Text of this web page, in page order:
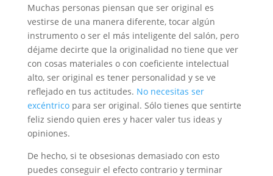
Muchas personas piensan que ser original es
vestirse de una manera diferente, tocar algún
instrumento o ser el más inteligente del salón, pero
déjame decirte que la originalidad no tiene que ver
con cosas materiales o con coeficiente intelectual
alto, ser original es tener personalidad y se ve
reflejado en tus actitudes. No necesitas ser
excéntricopara ser original. Sólo tienes que sentirte
feliz siendo quien eres y hacer valer tus ideas y
opiniones.
De hecho, si te obsesionas demasiado con esto
puedes conseguir el efecto contrario y terminar